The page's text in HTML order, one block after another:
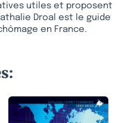
utiles et proposent
Droal est le guide
en France.